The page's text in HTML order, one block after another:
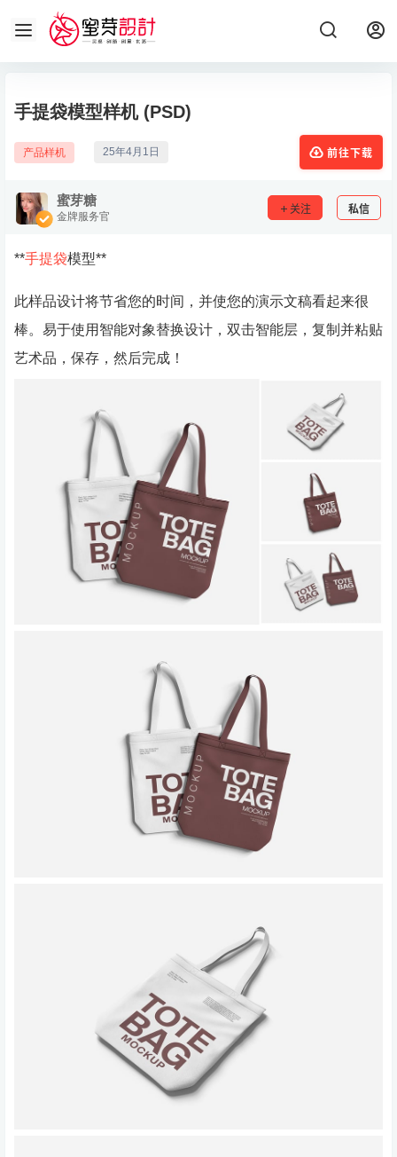
手提袋模型样机 (PSD)
产品样机 25年4月1日 前往下载
蜜芽糖
金牌服务官
关注 私信
**手提袋模型**
此样品设计将节省您的时间，并使您的演示文稿看起来很
棒。易于使用智能对象替换设计，双击智能层，复制并粘贴
艺术品，保存，然后完成！